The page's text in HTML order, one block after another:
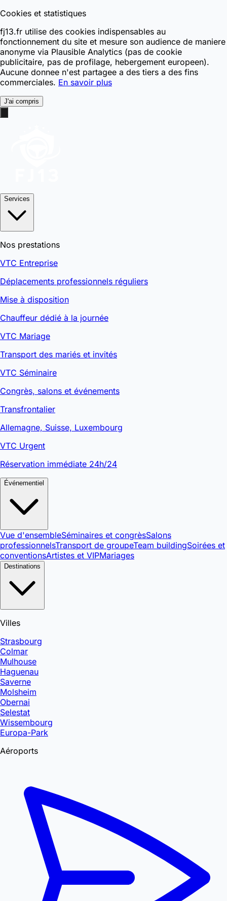
Cookies et statistiques
fj13.fr utilise des cookies indispensables au
fonctionnement du site et mesure son audience de maniere
anonyme via Plausible Analytics (pas de cookie
publicitaire, pas de profilage, hebergement europeen).
Aucune donnee n'est partagee a des tiers a des fins
commerciales. En savoir plus
J'ai compris
Services
Nos prestations
VTC Entreprise
Déplacements professionnels réguliers
Mise à disposition
Chauffeur dédié à la journée
VTC Mariage
Transport des mariés et invités
VTC Séminaire
Congrès, salons et événements
Transfrontalier
Allemagne, Suisse, Luxembourg
VTC Urgent
Réservation immédiate 24h/24
Événementiel
Vue d'ensembleSéminaires et congrèsSalons
professionnelsTransport de groupeTeam buildingSoirées et
conventionsArtistes et VIPMariages
Destinations
Villes
Strasbourg
Colmar
Mulhouse
Haguenau
Saverne
Molsheim
Obernai
Selestat
Wissembourg
Europa-Park
Aéroports